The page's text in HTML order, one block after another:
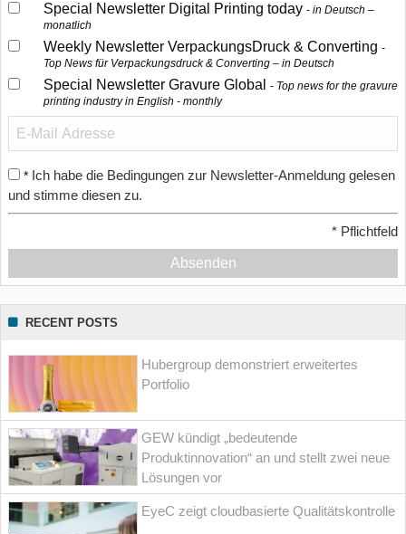
Special Newsletter Digital Printing today
in Deutsch –
monatlich
Weekly Newsletter VerpackungsDruck & Converting
Top News für Verpackungsdruck & Converting – in Deutsch
Special Newsletter Gravure Global
Top news for the gravure
printing industry in English - monthly
* Ich habe die Bedingungen zur Newsletter-Anmeldung gelesen
und stimme diesen zu.
* Pflichtfeld
Absenden
RECENT POSTS
Hubergroup demonstriert erweitertes
Portfolio
GEW kündigt „bedeutende
Produktinnovation“ an und stellt zwei neue
Lösungen vor
EyeC zeigt cloudbasierte Qualitätskontrolle